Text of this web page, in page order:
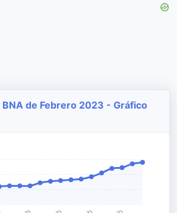
de Febrero 2023 - Gráfico